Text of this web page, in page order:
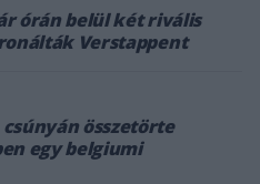
órán belül két rivális
Verstappent
összetörte
egy belgiumi